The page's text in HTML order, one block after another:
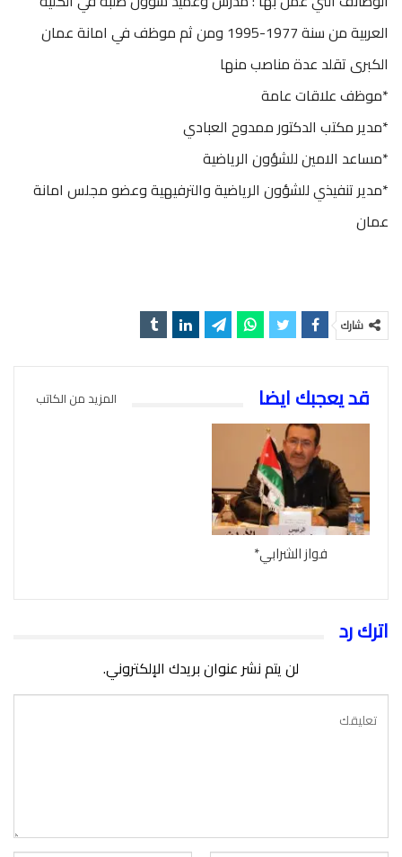
العربية من سنة 1977-1995 ومن ثم موظف في امانة عمان
الكبرى تقلد عدة مناصب منها
*موظف علاقات عامة
*مدير مكتب الدكتور ممدوح العبادي
*مساعد الامين للشؤون الرياضية
*مدير تنفيذي للشؤون الرياضية والترفيهية وعضو مجلس امانة
عمان
شارك
قد يعجبك ايضا المزيد من الكاتب
فواز الشرابي*
اترك رد
لن يتم نشر عنوان بريدك الإلكتروني.